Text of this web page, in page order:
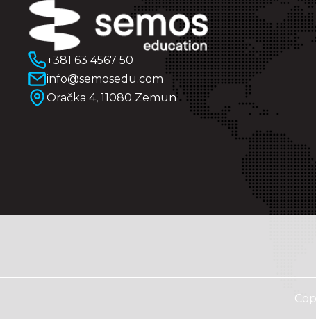
+381 63 4567 50
info@semosedu.com
Oračka 4, 11080 Zemun